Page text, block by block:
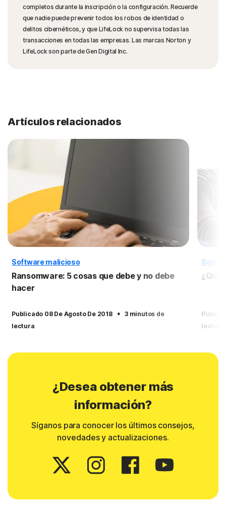
completos durante la inscripción o la configuración. Recuerde
que nadie puede prevenir todos los robos de identidad o
delitos cibernéticos, y que LifeLock no supervisa todas las
transacciones en todas las empresas. Las marcas Norton y
LifeLock son parte de Gen Digital Inc.
Artículos relacionados
Software malicioso
Ransomware: 5 cosas que debe y no debe
hacer
Publicado 08 De Agosto De 2018 ·
3 minutos de
lectura
¿Qué
lectura
¿Desea obtener más
información?
Síganos para conocer los últimos consejos,
novedades y actualizaciones.